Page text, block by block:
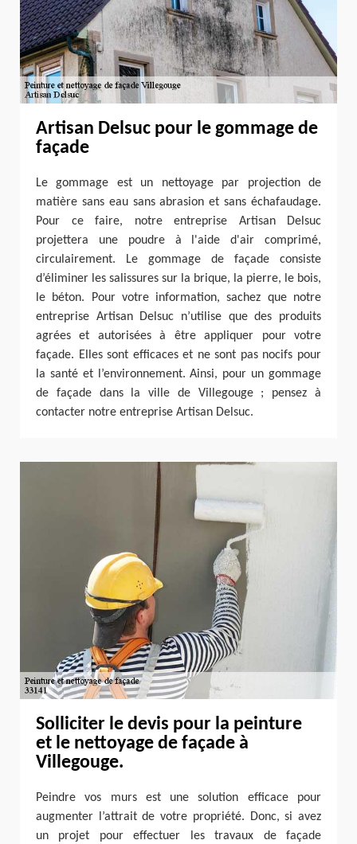
Artisan Delsuc pour le gommage de
façade
Le gommage est un nettoyage par projection de
matière sans eau sans abrasion et sans échafaudage.
Pour ce faire, notre entreprise Artisan Delsuc
projettera une poudre à l'aide d'air comprimé,
circulairement. Le gommage de façade consiste
d’éliminer les salissures sur la brique, la pierre, le bois,
le béton. Pour votre information, sachez que notre
entreprise Artisan Delsuc n’utilise que des produits
agrées et autorisées à être appliquer pour votre
façade. Elles sont efficaces et ne sont pas nocifs pour
la santé et l’environnement. Ainsi, pour un gommage
de façade dans la ville de Villegouge ; pensez à
contacter notre entreprise Artisan Delsuc.
Solliciter le devis pour la peinture
et le nettoyage de façade à
Villegouge.
Peindre vos murs est une solution efficace pour
augmenter l’attrait de votre propriété. Donc, si avez
un projet pour effectuer les travaux de façade